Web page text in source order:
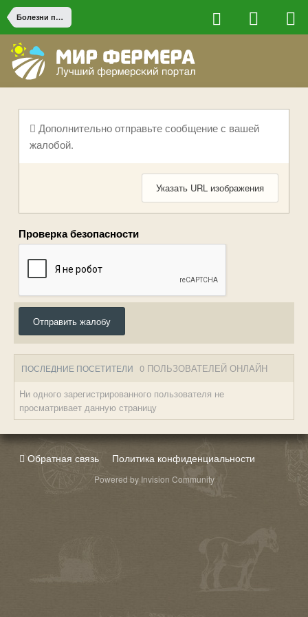
Болезни птицы
Дополнительно отправьте сообщение с вашей
жалобой.
Указать URL изображения
Проверка безопасности
Отправить жалобу
ПОСЛЕДНИЕ ПОСЕТИТЕЛИ 0 ПОЛЬЗОВАТЕЛЕЙ ОНЛАЙН
Ни одного зарегистрированного пользователя не
просматривает данную страницу
Обратная связь Политика конфиденциальности
Powered by Invision Community